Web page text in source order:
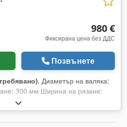
980 €
Фиксирана цена без ДДС
Позвънете
, Диаметър на валяка:
300 мм Ширина на рязане:
2,2 kW Dedpfx Abozfqk Ue
маса: 600 x 450 мм Тегло на
242 кг